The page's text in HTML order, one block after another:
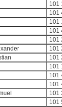
101
101
101
101
101
101
101
101
101
101
101
101